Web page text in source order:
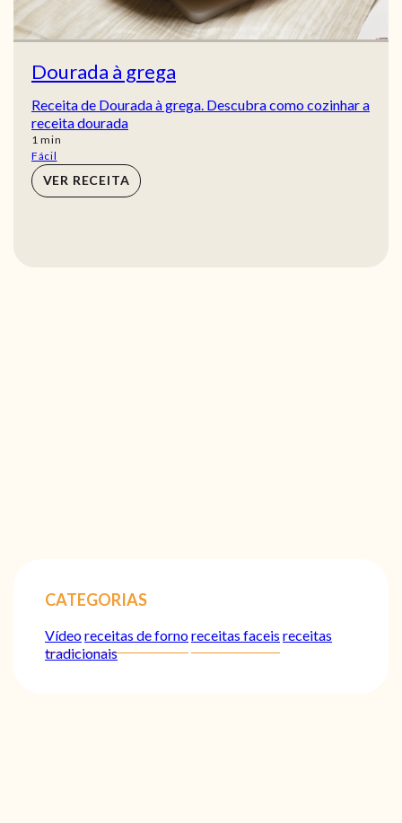
Dourada à grega
Receita de Dourada à grega. Descubra como cozinhar a
receita dourada
1 min
min
Fácil
VER RECEITA
CATEGORIAS
Vídeoreceitas de fornoreceitas faceis receitas
tradicionais